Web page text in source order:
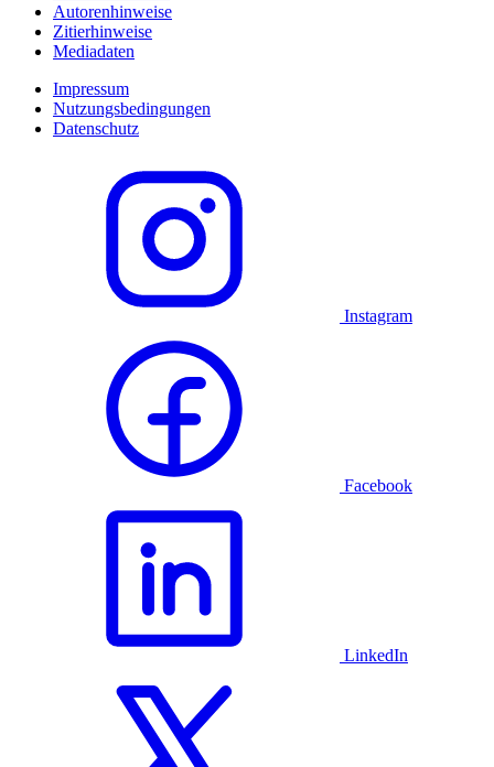
Autorenhinweise
Zitierhinweise
Mediadaten
Impressum
Nutzungsbedingungen
Datenschutz
Instagram
Facebook
LinkedIn